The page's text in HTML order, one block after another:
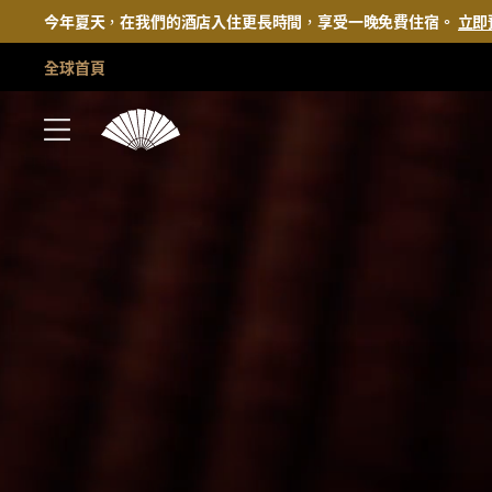
今年夏天，在我們的酒店入住更長時間，享受一晚免費住宿。 立
全球首頁